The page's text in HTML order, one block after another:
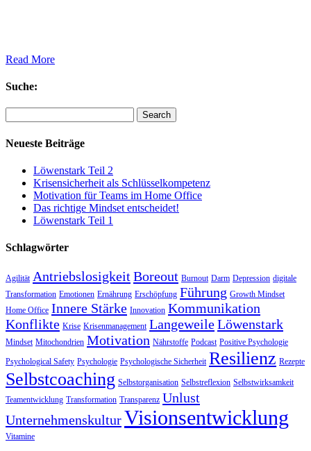
Read More
Suche:
Search
Neueste Beiträge
Löwenstark Teil 2
Krisensicherheit als Schlüsselkompetenz
Motivation für Teams im Home Office
Das richtige Mindset entscheidet!
Löwenstark Teil 1
Schlagwörter
Agilität AntriebslosigkeitBoreout Burnout Darm Depression digitale
Transformation Emotionen Ernährung Erschöpfung Führung Growth Mindset
Home Office Innere Stärke Innovation Kommunikation
Konflikte Krise Krisenmanagement LangeweileLöwenstark
Mindset Mitochondrien Motivation Nährstoffe Podcast Positive Psychologie
Psychological Safety Psychologie Psychologische Sicherheit Resilienz Rezepte
Selbstcoaching Selbstorganisation Selbstreflexion Selbstwirksamkeit
Teamentwicklung Transformation Transparenz Unlust
UnternehmenskulturVisionsentwicklung
Vitamine